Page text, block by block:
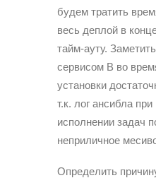
будем тратить
весь деплой в
тайм-ауту.
сервисом В во
установки
т.к. лог ансибла
исполнении задач
неприличное
Определить